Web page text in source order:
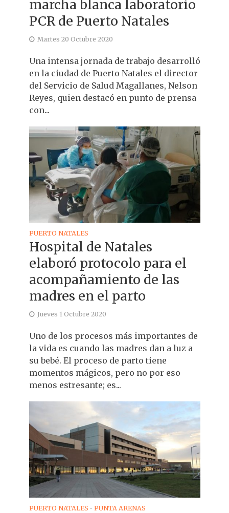
marcha blanca laboratorio
PCR de Puerto Natales
Martes 20 Octubre 2020
Una intensa jornada de trabajo desarrolló
en la ciudad de Puerto Natales el director
del Servicio de Salud Magallanes, Nelson
Reyes, quien destacó en punto de prensa
con...
PUERTO NATALES
Hospital de Natales
elaboró protocolo para el
acompañamiento de las
madres en el parto
Jueves 1 Octubre 2020
Uno de los procesos más importantes de
la vida es cuando las madres dan a luz a
su bebé. El proceso de parto tiene
momentos mágicos, pero no por eso
menos estresante; es...
PUERTO NATALES • PUNTA ARENAS